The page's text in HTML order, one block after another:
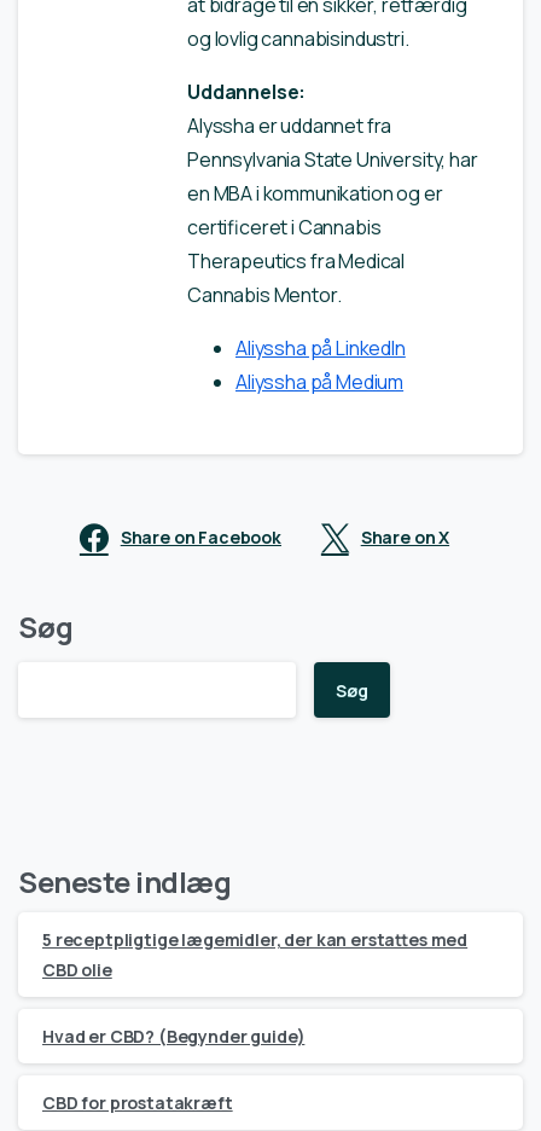
og lovlig cannabisindustri.
Uddannelse:
Alyssha er uddannet fra
Pennsylvania State University, har
en MBA i kommunikation og er
certificeret i Cannabis
Therapeutics fra Medical
Cannabis Mentor.
Aliyssha på LinkedIn
Aliyssha på Medium
Share on Facebook Share on X
Søg
Søg
Seneste indlæg
5 receptpligtige lægemidler, der kan erstattes med
CBD olie
Hvad er CBD? (Begynder guide)
CBD for prostatakræft